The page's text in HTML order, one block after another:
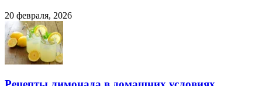
20 февраля, 2026